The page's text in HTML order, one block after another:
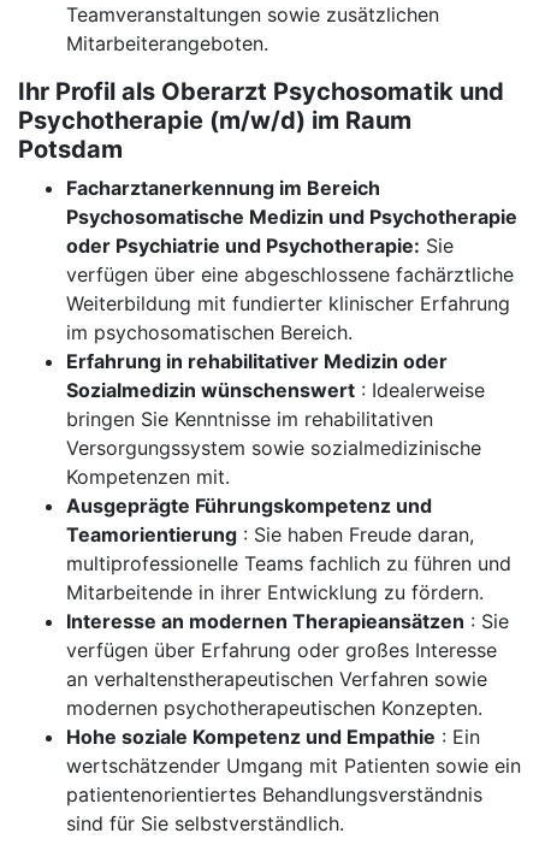
Teamveranstaltungen sowie zusätzlichen
Mitarbeiterangeboten.
Ihr Profil als Oberarzt Psychosomatik und
Psychotherapie (m/w/d) im Raum
Potsdam
Facharztanerkennung im Bereich
Psychosomatische Medizin und Psychotherapie
oder Psychiatrie und Psychotherapie: Sie
verfügen über eine abgeschlossene fachärztliche
Weiterbildung mit fundierter klinischer Erfahrung
im psychosomatischen Bereich.
Erfahrung in rehabilitativer Medizin oder
Sozialmedizin wünschenswert : Idealerweise
bringen Sie Kenntnisse im rehabilitativen
Versorgungssystem sowie sozialmedizinische
Kompetenzen mit.
Ausgeprägte Führungskompetenz und
Teamorientierung : Sie haben Freude daran,
multiprofessionelle Teams fachlich zu führen und
Mitarbeitende in ihrer Entwicklung zu fördern.
Interesse an modernen Therapieansätzen : Sie
verfügen über Erfahrung oder großes Interesse
an verhaltenstherapeutischen Verfahren sowie
modernen psychotherapeutischen Konzepten.
Hohe soziale Kompetenz und Empathie : Ein
wertschätzender Umgang mit Patienten sowie ein
patientenorientiertes Behandlungsverständnis
sind für Sie selbstverständlich.